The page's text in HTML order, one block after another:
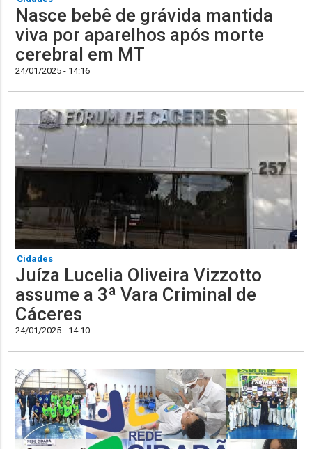
Nasce bebê de grávida mantida
viva por aparelhos após morte
cerebral em MT
24/01/2025 - 14:16
Cidades
Juíza Lucelia Oliveira Vizzotto
assume a 3ª Vara Criminal de
Cáceres
24/01/2025 - 14:10